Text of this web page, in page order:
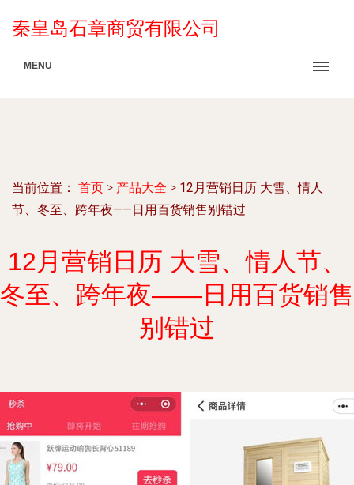
秦皇岛石章商贸有限公司
MENU
当前位置： 首页 > 产品大全 > 12月营销日历 大雪、情人
节、冬至、跨年夜——日用百货销售别错过
12月营销日历 大雪、情人节、
冬至、跨年夜——日用百货销售
别错过